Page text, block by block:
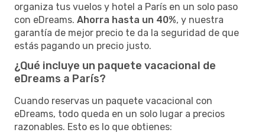
organiza tus vuelos y hotel a París en un solo paso
con eDreams. Ahorra hasta un 40%, y nuestra
garantía de mejor precio te da la seguridad de que
estás pagando un precio justo.
¿Qué incluye un paquete vacacional de
eDreams a París?
Cuando reservas un paquete vacacional con
eDreams, todo queda en un solo lugar a precios
razonables. Esto es lo que obtienes: